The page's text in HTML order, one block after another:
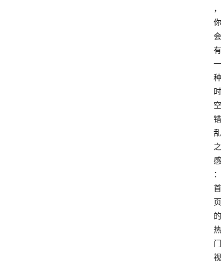
，
你
会
有
一
种
时
空
错
乱
之
感
：
首
页
的
热
门
视